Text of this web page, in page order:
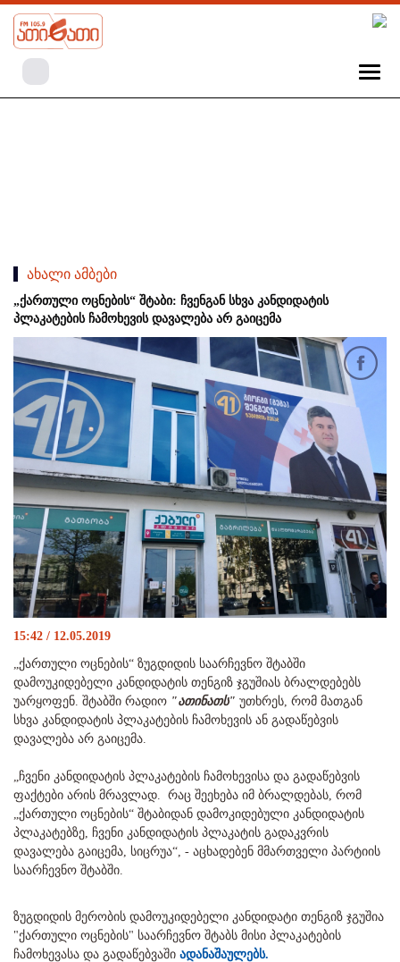
ახალი ამბები
„ქართული ოცნების“ შტაბი: ჩვენგან სხვა კანდიდატის
პლაკატების ჩამოხევის დავალება არ გაიცემა
15:42 / 12.05.2019
„ქართული ოცნების“ ზუგდიდის საარჩევნო შტაბში
დამოუკიდებელი კანდიდატის თენგიზ ჯგუშიას ბრალდებებს
უარყოფენ. შტაბში რადიო "ათინათს" უთხრეს, რომ მათგან
სხვა კანდიდატის პლაკატების ჩამოხევის ან გადაწებვის
დავალება არ გაიცემა.
„ჩვენი კანდიდატის პლაკატების ჩამოხევისა და გადაწებვის
ფაქტები არის მრავლად. რაც შეეხება იმ ბრალდებას, რომ
„ქართული ოცნების“ შტაბიდან დამოკიდებული კანდიდატის
პლაკატებზე, ჩვენი კანდიდატის პლაკატის გადაკვრის
დავალება გაიცემა, სიცრუა“, - აცხადებენ მმართველი პარტიის
საარჩევნო შტაბში.
ზუგდიდის მერობის დამოუკიდებელი კანდიდატი თენგიზ ჯგუშია
"ქართული ოცნების" საარჩევნო შტაბს მისი პლაკატების
ჩამოხევასა და გადაწებვაში ადანაშაულებს.